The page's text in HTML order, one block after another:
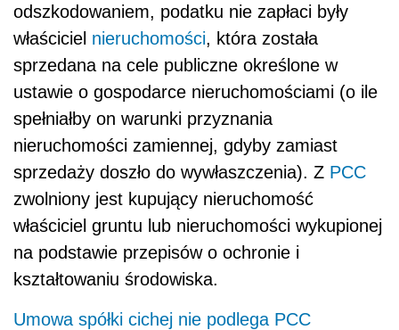
odszkodowaniem, podatku nie zapłaci były
właściciel nieruchomości, która została
sprzedana na cele publiczne określone w
ustawie o gospodarce nieruchomościami (o ile
spełniałby on warunki przyznania
nieruchomości zamiennej, gdyby zamiast
sprzedaży doszło do wywłaszczenia). Z PCC
zwolniony jest kupujący nieruchomość
właściciel gruntu lub nieruchomości wykupionej
na podstawie przepisów o ochronie i
kształtowaniu środowiska.
Umowa spółki cichej nie podlega PCC